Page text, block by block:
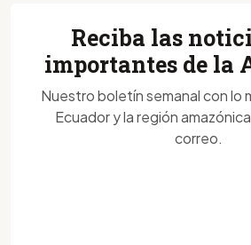
Reciba las
importantes de la
Nuestro boletín semanal con lo
Ecuador y la región
correo.